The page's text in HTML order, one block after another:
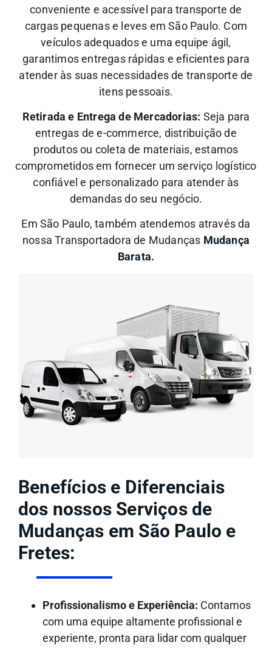
conveniente e acessível para transporte de
cargas pequenas e leves em São Paulo. Com
veículos adequados e uma equipe ágil,
garantimos entregas rápidas e eficientes para
atender às suas necessidades de transporte de
itens pessoais.
Retirada e Entrega de Mercadorias: Seja para
entregas de e-commerce, distribuição de
produtos ou coleta de materiais, estamos
comprometidos em fornecer um serviço logístico
confiável e personalizado para atender às
demandas do seu negócio.
Em São Paulo, também atendemos através da
nossa Transportadora de Mudanças Mudança
Barata.
Benefícios e Diferenciais
dos nossos Serviços de
Mudanças em São Paulo e
Fretes:
Profissionalismo e Experiência: Contamos
com uma equipe altamente profissional e
experiente, pronta para lidar com qualquer